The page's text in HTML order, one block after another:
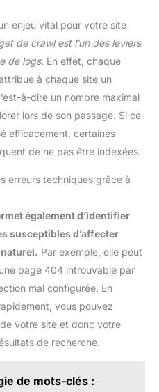
enjeu vital pour votre site
de crawl est l’un des leviers
de logs. En effet, chaque
à chaque site un
à-dire un nombre maximal
lors de son passage. Si ce
efficacement, certaines
de ne pas être indexées.
erreurs techniques grâce à
également d’identifier
susceptibles d’affecter
Par exemple, elle peut
page 404 introuvable par
mal configurée. En
vous pouvez
votre site et donc votre
de recherche.
de mots-clés :